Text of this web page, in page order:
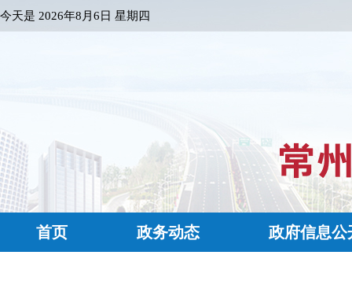
今天是 2026年8月6日 星期四
首页 政务动态 政府信息公